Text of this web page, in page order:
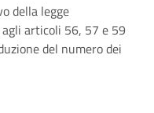
della legge
articoli 56, 57 e 59
del numero dei